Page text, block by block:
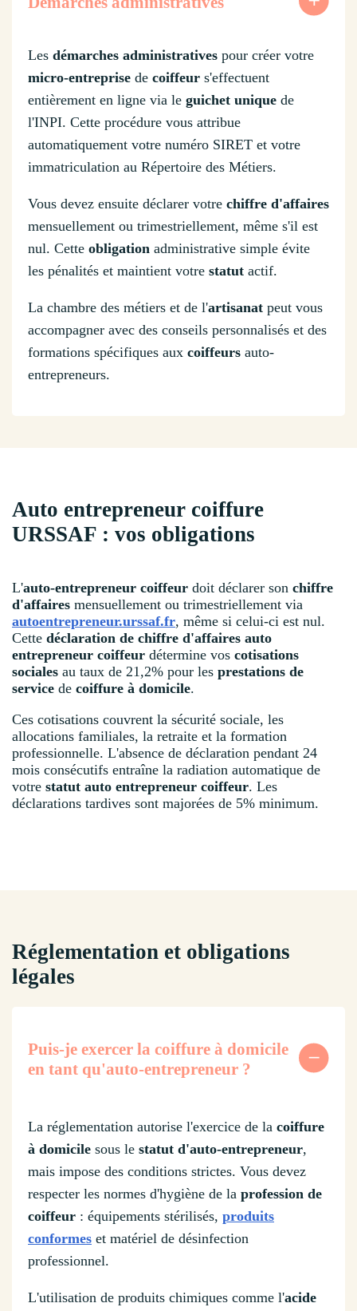
Les démarches administratives pour créer votre
micro-entreprise de coiffeur s'effectuent
entièrement en ligne via le guichet unique de
l'INPI. Cette procédure vous attribue
automatiquement votre numéro SIRET et votre
immatriculation au Répertoire des Métiers.
Vous devez ensuite déclarer votre chiffre d'affaires
mensuellement ou trimestriellement, même s'il est
nul. Cette obligation administrative simple évite
les pénalités et maintient votre statut actif.
La chambre des métiers et de l'artisanat peut vous
accompagner avec des conseils personnalisés et des
formations spécifiques aux coiffeurs auto-
entrepreneurs.
Auto entrepreneur coiffure
URSSAF : vos obligations
L'auto-entrepreneur coiffeur doit déclarer son chiffre
d'affaires mensuellement ou trimestriellement via
autoentrepreneur.urssaf.fr, même si celui-ci est nul.
Cette déclaration de chiffre d'affaires auto
entrepreneur coiffeur détermine vos cotisations
sociales au taux de 21,2% pour les prestations de
service de coiffure à domicile.
Ces cotisations couvrent la sécurité sociale, les
allocations familiales, la retraite et la formation
professionnelle. L'absence de déclaration pendant 24
mois consécutifs entraîne la radiation automatique de
votre statut auto entrepreneur coiffeur. Les
déclarations tardives sont majorées de 5% minimum.
Réglementation et obligations
légales
Puis-je exercer la coiffure à domicile
en tant qu'auto-entrepreneur ?
La réglementation autorise l'exercice de la coiffure
à domicile sous le statut d'auto-entrepreneur,
mais impose des conditions strictes. Vous devez
respecter les normes d'hygiène de la profession de
coiffeur : équipements stérilisés, produits
conformes et matériel de désinfection
professionnel.
L'utilisation de produits chimiques comme l'acide